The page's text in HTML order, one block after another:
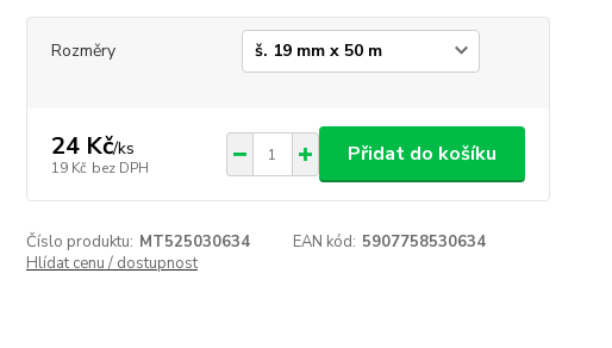
Rozměry
24 Kč/ks
19 Kč bez DPH
Přidat do košíku
Číslo produktu: MT525030634 EAN kód: 5907758530634
Hlídat cenu / dostupnost